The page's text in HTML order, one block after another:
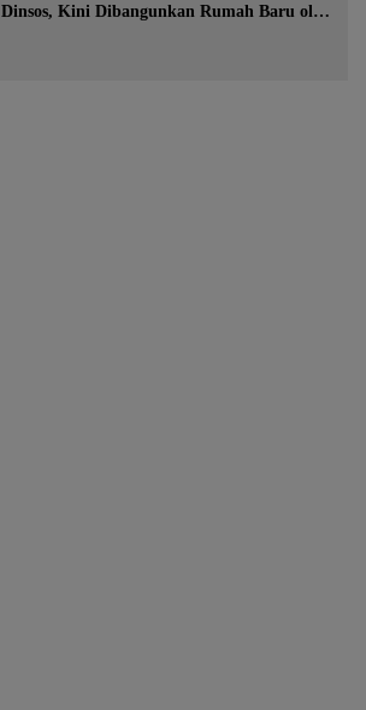
Dinsos, Kini Dibangunkan Rumah Baru oleh